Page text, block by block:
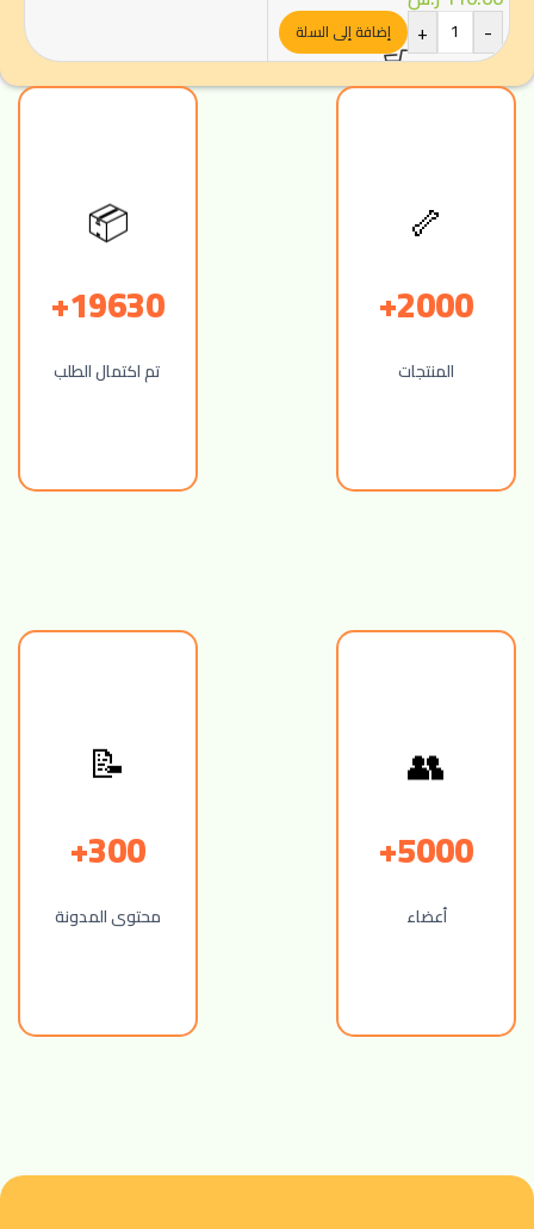
-
+ إضافة إلى السلة
🦴
2000+
المنتجات
📦
19630+
تم اكتمال الطلب
👥
5000+
أعضاء
📝
300+
محتوى المدونة